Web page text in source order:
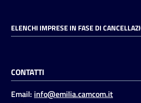
ELENCHI IMPRESE IN FASE DI
CONTATTI
Email: info@emilia.camcom.it